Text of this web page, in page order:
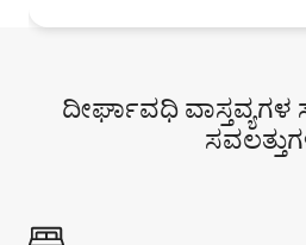
ದೀರ್ಘಾವಧಿ ವಾಸ್ತವ್ಯಗಳ